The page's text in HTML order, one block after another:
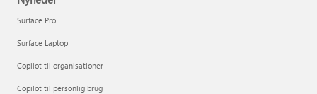
Surface Pro
Surface Laptop
Copilot til organisationer
Copilot til personlig brug